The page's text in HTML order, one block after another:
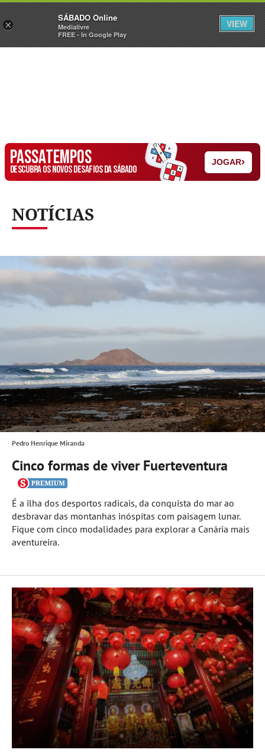
Sábado Assine Iniciar Sessão
PASSATEMPOS
DESCUBRA OS NOVOS DESAFIOS DA SÁBADO
JOGAR›
NOTÍCIAS
Pedro Henrique Miranda
Cinco formas de viver Fuerteventura
É a ilha dos desportos radicais, da conquista do mar ao
desbravar das montanhas inóspitas com paisagem lunar.
Fique com cinco modalidades para explorar a Canária mais
aventureira.
×
SÁBADO Online
Medialivre
FREE - In Google Play
VIEW